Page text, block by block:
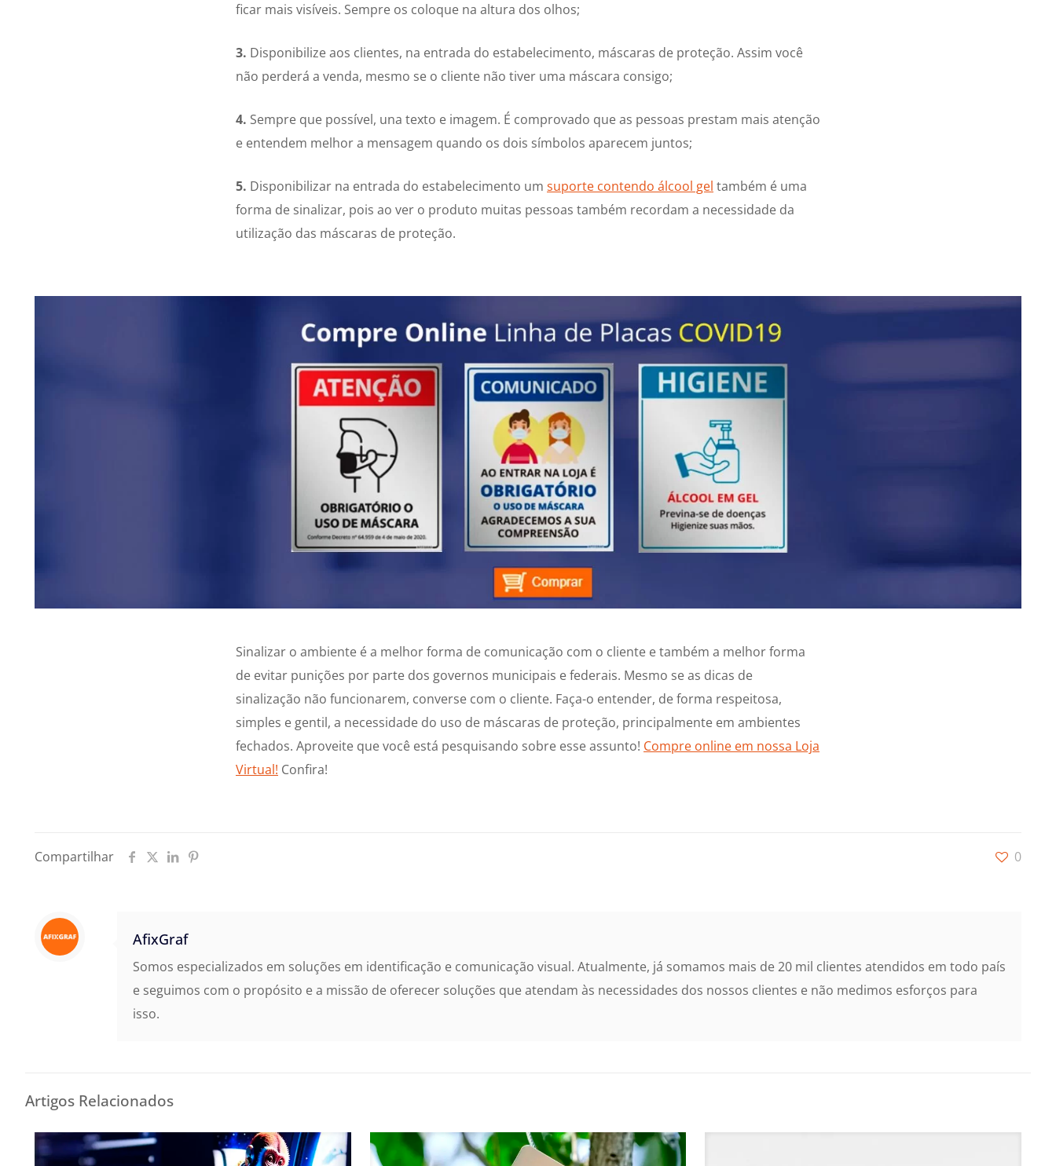
ficar mais visíveis. Sempre os coloque na altura dos olhos;
3. Disponibilize aos clientes, na entrada do estabelecimento, máscaras de proteção. Assim você
não perderá a venda, mesmo se o cliente não tiver uma máscara consigo;
4. Sempre que possível, una texto e imagem. É comprovado que as pessoas prestam mais atenção
e entendem melhor a mensagem quando os dois símbolos aparecem juntos;
5. Disponibilizar na entrada do estabelecimento um suporte contendo álcool gel também é uma
forma de sinalizar, pois ao ver o produto muitas pessoas também recordam a necessidade da
utilização das máscaras de proteção.
Sinalizar o ambiente é a melhor forma de comunicação com o cliente e também a melhor forma
de evitar punições por parte dos governos municipais e federais. Mesmo se as dicas de
sinalização não funcionarem, converse com o cliente. Faça-o entender, de forma respeitosa,
simples e gentil, a necessidade do uso de máscaras de proteção, principalmente em ambientes
fechados. Aproveite que você está pesquisando sobre esse assunto! Compre online em nossa Loja
Virtual! Confira!
Compartilhar 0
AfixGraf
Somos especializados em soluções em identificação e comunicação visual. Atualmente, já somamos mais de 20 mil clientes atendidos em todo país
e seguimos com o propósito e a missão de oferecer soluções que atendam às necessidades dos nossos clientes e não medimos esforços para
isso.
Artigos Relacionados